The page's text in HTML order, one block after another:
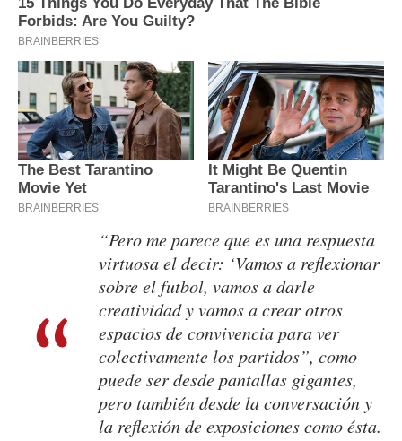
“Pero me parece que es una respuesta
virtuosa el decir: ‘Vamos a reflexionar
sobre el futbol, vamos a darle
creatividad y vamos a crear otros
espacios de convivencia para ver
colectivamente los partidos”, como
puede ser desde pantallas gigantes,
pero también desde la conversación y
la reflexión de exposiciones como ésta.